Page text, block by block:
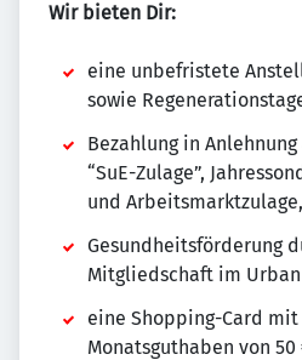
Wir bieten Dir:
eine unbefristete
sowie
Bezahlung in
“SuE-Zulage”,
und
Gesundheitsförderung
Mitgliedschaft im
eine Shopping-Card
Monatsguthaben von